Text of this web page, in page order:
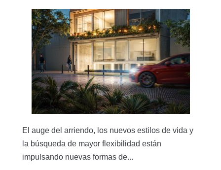
El auge del arriendo, los nuevos estilos de vida y
la búsqueda de mayor flexibilidad están
impulsando nuevas formas de...